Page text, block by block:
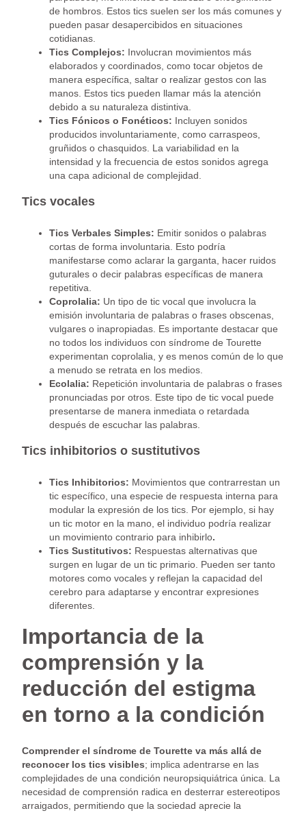
de hombros. Estos tics suelen ser los más comunes y
pueden pasar desapercibidos en situaciones
cotidianas.
Tics Complejos: Involucran movimientos más
elaborados y coordinados, como tocar objetos de
manera específica, saltar o realizar gestos con las
manos. Estos tics pueden llamar más la atención
debido a su naturaleza distintiva.
Tics Fónicos o Fonéticos: Incluyen sonidos
producidos involuntariamente, como carraspeos,
gruñidos o chasquidos. La variabilidad en la
intensidad y la frecuencia de estos sonidos agrega
una capa adicional de complejidad.
Tics vocales
Tics Verbales Simples: Emitir sonidos o palabras
cortas de forma involuntaria. Esto podría
manifestarse como aclarar la garganta, hacer ruidos
guturales o decir palabras específicas de manera
repetitiva.
Coprolalia: Un tipo de tic vocal que involucra la
emisión involuntaria de palabras o frases obscenas,
vulgares o inapropiadas. Es importante destacar que
no todos los individuos con síndrome de Tourette
experimentan coprolalia, y es menos común de lo que
a menudo se retrata en los medios.
Ecolalia: Repetición involuntaria de palabras o frases
pronunciadas por otros. Este tipo de tic vocal puede
presentarse de manera inmediata o retardada
después de escuchar las palabras.
Tics inhibitorios o sustitutivos
Tics Inhibitorios: Movimientos que contrarrestan un
tic específico, una especie de respuesta interna para
modular la expresión de los tics. Por ejemplo, si hay
un tic motor en la mano, el individuo podría realizar
un movimiento contrario para inhibirlo.
Tics Sustitutivos: Respuestas alternativas que
surgen en lugar de un tic primario. Pueden ser tanto
motores como vocales y reflejan la capacidad del
cerebro para adaptarse y encontrar expresiones
diferentes.
Importancia de la
comprensión y la
reducción del estigma
en torno a la condición
Comprender el síndrome de Tourette va más allá de
reconocer los tics visibles; implica adentrarse en las
complejidades de una condición neuropsiquiátrica única. La
necesidad de comprensión radica en desterrar estereotipos
arraigados, permitiendo que la sociedad aprecie la